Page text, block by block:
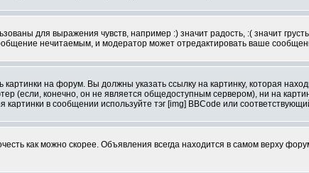
для выражения чувств, например :) значит радость, :( значит
нечитаемым, и модератор может отредактировать ваше
на форум. Вы должны указать ссылку на картинку, которая
(если, конечно, он не является общедоступным сервером), ни на
в сообщении используйте тэг [img] BBCode или
как можно скорее. Объявления всегда находится в самом верху